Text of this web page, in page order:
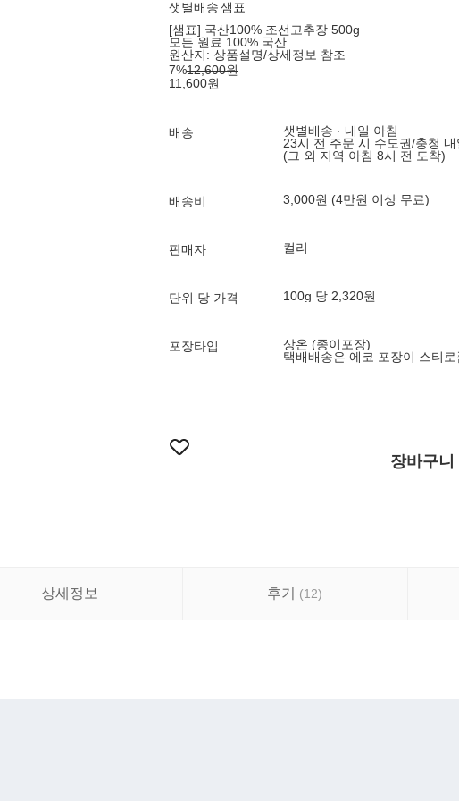
샛별배송샘표
[샘표] 국산100% 조선고추장 500g
모든 원료 100% 국산
원산지: 상품설명/상세정보 참조
7%12,600원
11,600원
배송
샛별배송 · 내일 아침
23시 전 주문 시 수도권/충청
(그 외 지역 아침 8시 전 도착)
배송비 3,000원 (4만원 이상 무료)
판매자 컬리
단위 당 가격 100g 당 2,320원
포장타입
상온 (종이포장)
택배배송은 에코 포장이 스티
장바구니
상세정보 후기 (12)